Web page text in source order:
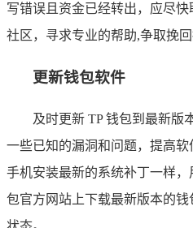
写错误且资金已经转出，应尽
社区，寻求专业的帮助,争取挽回
更新钱包软件
及时更新 TP 钱包到最新版
一些已知的漏洞和问题，提高
手机安装最新的系统补丁一样
包官方网站上下载最新版本的